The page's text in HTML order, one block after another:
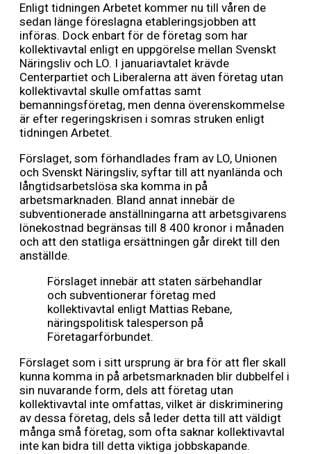
Enligt tidningen Arbetet kommer nu till våren de
sedan länge föreslagna etableringsjobben att
införas. Dock enbart för de företag som har
kollektivavtal enligt en uppgörelse mellan Svenskt
Näringsliv och LO. I januariavtalet krävde
Centerpartiet och Liberalerna att även företag utan
kollektivavtal skulle omfattas samt
bemanningsföretag, men denna överenskommelse
är efter regeringskrisen i somras struken enligt
tidningen Arbetet.
Förslaget, som förhandlades fram av LO, Unionen
och Svenskt Näringsliv, syftar till att nyanlända och
långtidsarbetslösa ska komma in på
arbetsmarknaden. Bland annat innebär de
subventionerade anställningarna att arbetsgivarens
lönekostnad begränsas till 8 400 kronor i månaden
och att den statliga ersättningen går direkt till den
anställde.
Förslaget innebär att staten särbehandlar
och subventionerar företag med
kollektivavtal enligt Mattias Rebane,
näringspolitisk talesperson på
Företagarförbundet.
Förslaget som i sitt ursprung är bra för att fler skall
kunna komma in på arbetsmarknaden blir dubbelfel i
sin nuvarande form, dels att företag utan
kollektivavtal inte omfattas, vilket är diskriminering
av dessa företag, dels så leder detta till att väldigt
många små företag, som ofta saknar kollektivavtal
inte kan bidra till detta viktiga jobbskapande.